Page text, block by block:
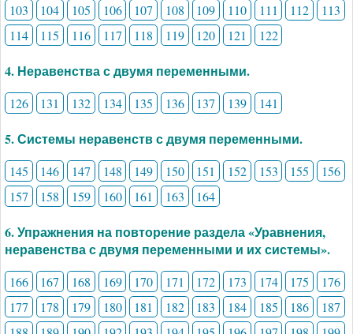
103 104 105 106 107 108 109 110 111 112
113
114
115 116 117 118 119 120 121 122
4. Неравенства с двумя переменными.
126 131 132 134 135 136 137 139 141
5. Системы неравенств с двумя переменными.
145 146 147 148 149 150 151 152 153 155
156
157
158 159 160 161 163 164
6. Упражнения на повторение раздела «Уравнения,
неравенства с двумя переменными и их системы».
166 167 168 169 170 171 172 173 174 175
176
177
178 179 180 181 182 183 184 185 186
187